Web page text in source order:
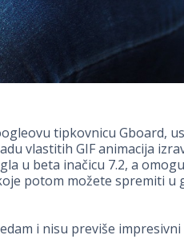
tipkovnicu Gboard,
vlastitih GIF animacija
u beta inačicu 7.2, a
potom možete spremiti u
i nisu previše